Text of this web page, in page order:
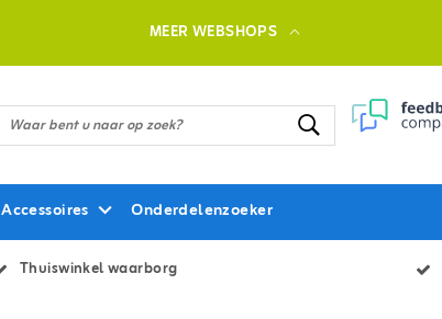
MEER WEBSHOPS
Accessoires Onderdelenzoeker
Thuiswinkel waarborg